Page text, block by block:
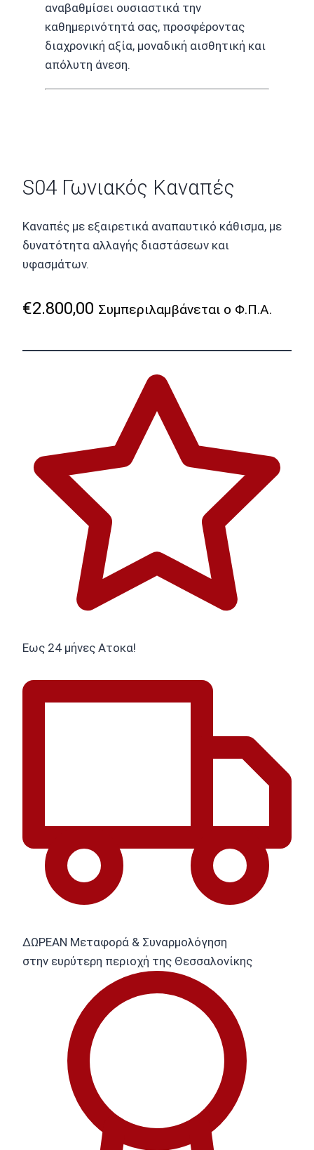
αναβαθμίσει ουσιαστικά την
καθημερινότητά σας, προσφέροντας
διαχρονική αξία, μοναδική αισθητική και
απόλυτη άνεση.
S04 Γωνιακός Καναπές
Καναπές με εξαιρετικά αναπαυτικό κάθισμα, με
δυνατότητα αλλαγής διαστάσεων και
υφασμάτων.
€2.800,00 Συμπεριλαμβάνεται ο Φ.Π.Α.
Εως 24 μήνες Ατοκα!
ΔΩΡΕΑΝ Μεταφορά & Συναρμολόγηση
στην ευρύτερη περιοχή της Θεσσαλονίκης